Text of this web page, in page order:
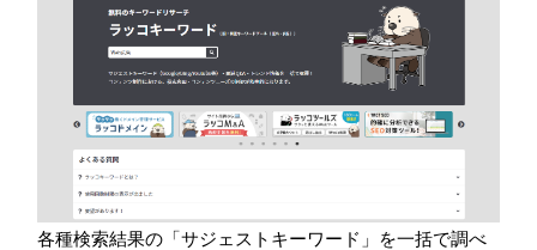
各種検索結果の「サジェストキーワード」を一括で調べ